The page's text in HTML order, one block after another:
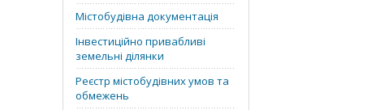
Містобудівна документація
Інвестиційно привабливі
земельні ділянки
Реєстр містобудівних умов та
обмежень